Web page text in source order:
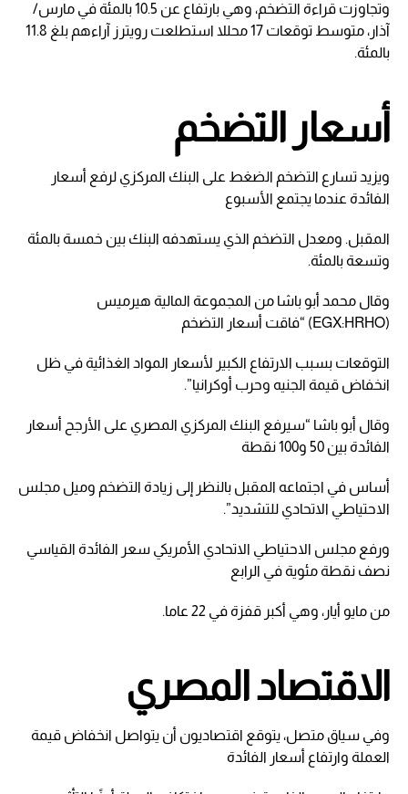
وتجاوزت قراءة التضخم، وهي بارتفاع عن 10.5 بالمئة في مارس/
آذار، متوسط توقعات 17 محللا استطلعت رويترز آراءهم بلغ 11.8
بالمئة.
أسعار التضخم
ويزيد تسارع التضخم الضغط على البنك المركزي لرفع أسعار
الفائدة عندما يجتمع الأسبوع
المقبل. ومعدل التضخم الذي يستهدفه البنك بين خمسة بالمئة
وتسعة بالمئة.
وقال محمد أبو باشا من المجموعة المالية هيرميس
(EGX:HRHO) “فاقت أسعار التضخم
التوقعات بسبب الارتفاع الكبير لأسعار المواد الغذائية في ظل
انخفاض قيمة الجنيه وحرب أوكرانيا”.
وقال أبو باشا “سيرفع البنك المركزي المصري على الأرجح أسعار
الفائدة بين 50 و100 نقطة
أساس في اجتماعه المقبل بالنظر إلى زيادة التضخم وميل مجلس
الاحتياطي الاتحادي للتشديد”.
ورفع مجلس الاحتياطي الاتحادي الأمريكي سعر الفائدة القياسي
نصف نقطة مئوية في الرابع
من مايو أيار، وهي أكبر قفزة في 22 عاما.
الاقتصاد المصري
وفي سياق متصل، يتوقع اقتصاديون أن يتواصل انخفاض قيمة
العملة وارتفاع أسعار الفائدة